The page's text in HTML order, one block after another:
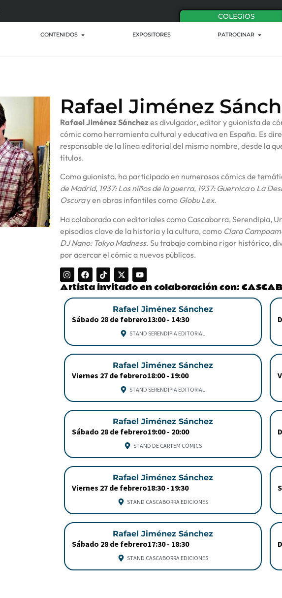
COLEGIOS
CONTENIDOS EXPOSITORES PATROCINAR
Rafael Jiménez
Rafael Jiménez Sánchezes divulgador, editor y guionista de
cómic como herramienta cultural y educativa en España. Es
responsable de la línea editorial del mismo nombre, desde la
títulos.
Como guionista, ha participado en numerosos cómics de
de Madrid, 1937: Los niños de la guerra, 1937: Guernicao La
Oscuray en obras infantiles como Globu Lex.
Ha colaborado con editoriales como Cascaborra, Serendipia,
episodios clave de la historia y la cultura, como Clara
DJ Nano: Tokyo Madness. Su trabajo combina rigor histórico,
por acercar el cómic a nuevos públicos.
Artista invitado en colaboración con:
Rafael Jiménez Sánchez
Sábado 28 de febrero13:00 - 14:30
STAND SERENDIPIA EDITORIAL
Rafael Jiménez Sánchez
Viernes 27 de febrero18:00 - 19:00
STAND SERENDIPIA EDITORIAL
Rafael Jiménez Sánchez
Sábado 28 de febrero19:00 - 20:00
STAND DE CARTEM CÓMICS
Rafael Jiménez Sánchez
Viernes 27 de febrero18:30 - 19:30
STAND CASCABORRA EDICIONES
Rafael Jiménez Sánchez
Sábado 28 de febrero17:30 - 18:30
STAND CASCABORRA EDICIONES